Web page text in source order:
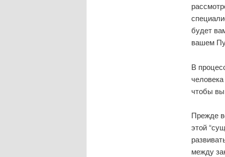
будет
вашем
В
чтобы вы
Прежде
этой
между